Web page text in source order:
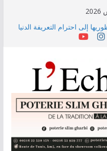
لشمال إفريقيا في مراقبة
إلى احترام التعريفة الدنيا
بنزرت في تجربة موسيقية
الاستثمارات الفلاحية الخاصة المصادق عليها ترتفع بـ15